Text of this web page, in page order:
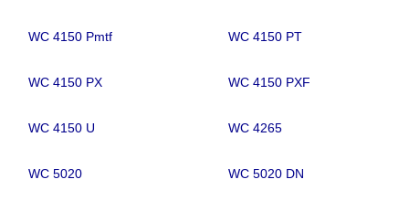
WC 4150 Pmtf WC 4150 PT
WC 4150 PX WC 4150 PXF
WC 4150 U WC 4265
WC 5020 WC 5020 DN